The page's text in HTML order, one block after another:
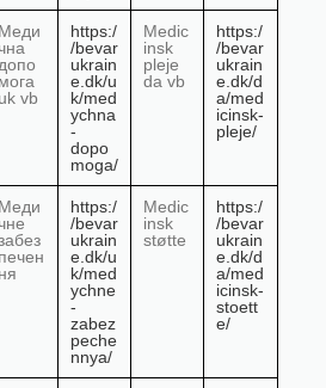
Меди
чна
допо
мога
uk vb
https:/
/bevar
ukrain
e.dk/u
k/med
ychna
-
dopo
moga/
Medic
insk
pleje
da vb
https:/
/bevar
ukrain
e.dk/d
a/med
icinsk-
pleje/
Меди
чне
печен
ня
https:/
/bevar
ukrain
e.dk/u
k/med
ychne
-
zabez
peche
nnya/
Medic
insk
støtte
https:/
/bevar
ukrain
e.dk/d
a/med
icinsk-
stoett
e/